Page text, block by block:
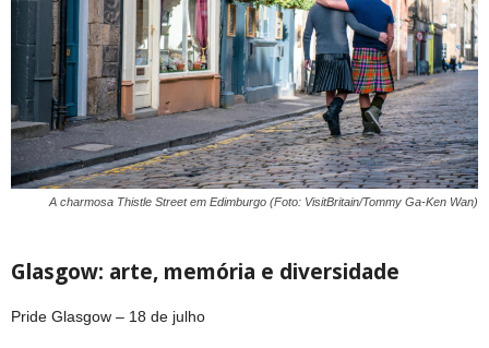
A charmosa Thistle Street em Edimburgo (Foto: VisitBritain/Tommy Ga-Ken Wan)
Glasgow: arte, memória e diversidade
Pride Glasgow – 18 de julho